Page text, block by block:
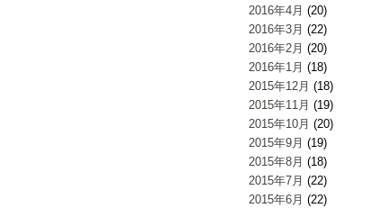
2016年4月 (20)
2016年3月 (22)
2016年2月 (20)
2016年1月 (18)
2015年12月 (18)
2015年11月 (19)
2015年10月 (20)
2015年9月 (19)
2015年8月 (18)
2015年7月 (22)
2015年6月 (22)